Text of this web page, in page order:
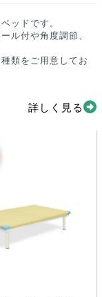
ッドです。
ル付や角度調節、
類をご用意してお
詳しく見る